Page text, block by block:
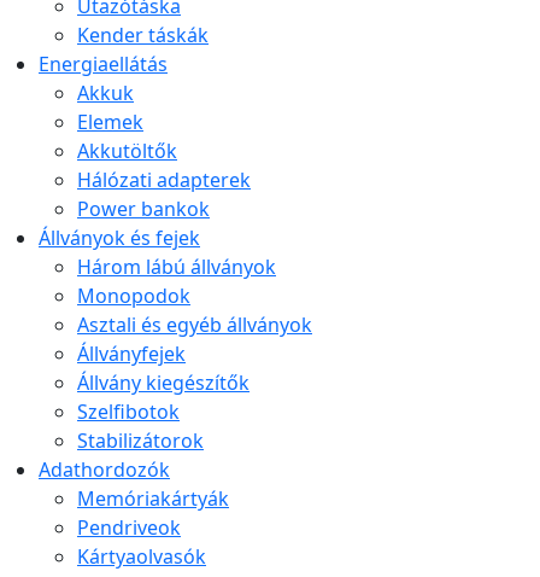
Utazótáska
Kender táskák
Energiaellátás
Akkuk
Elemek
Akkutöltők
Hálózati adapterek
Power bankok
Állványok és fejek
Három lábú állványok
Monopodok
Asztali és egyéb állványok
Állványfejek
Állvány kiegészítők
Szelfibotok
Stabilizátorok
Adathordozók
Memóriakártyák
Pendriveok
Kártyaolvasók